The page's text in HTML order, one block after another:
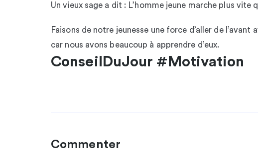
Un vieux sage a dit : L’homme jeune marche plus vite
Faisons de notre jeunesse une force d’aller de
car nous avons beaucoup à apprendre d’eux.
ConseilDuJour #Motivation
Commenter